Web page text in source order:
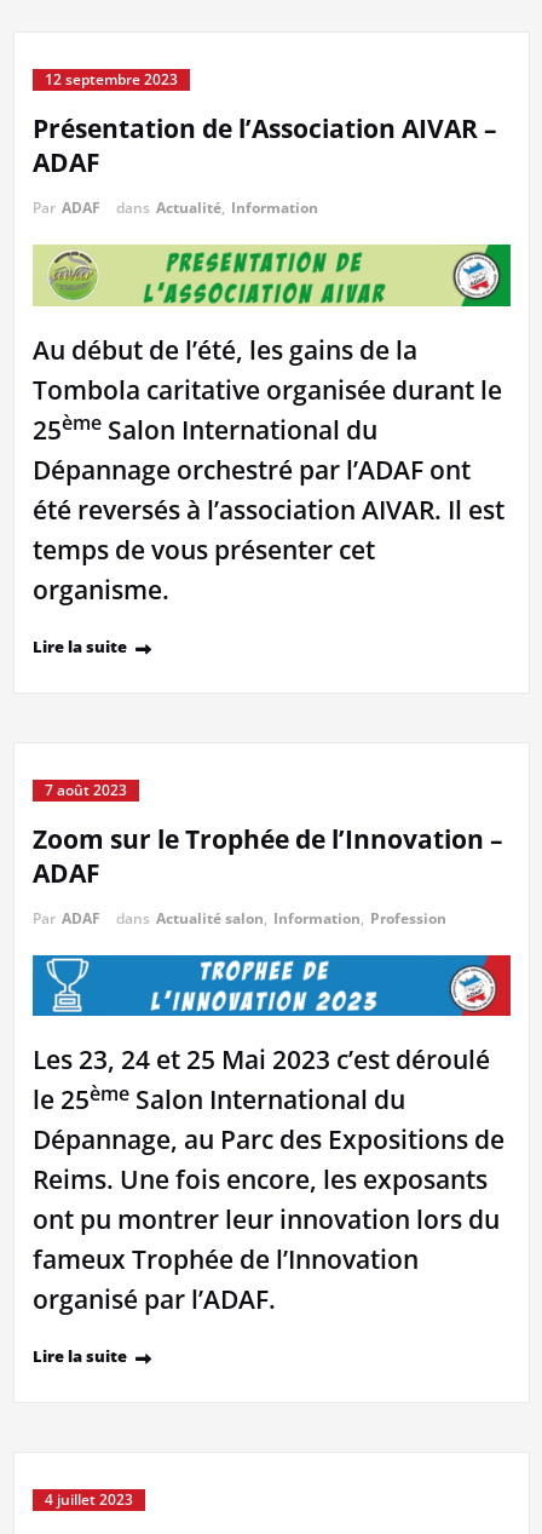
12 septembre 2023
Présentation de l’Association AIVAR –
ADAF
Par ADAF dans Actualité, Information
Au début de l’été, les gains de la
Tombola caritative organisée durant le
25èmeSalon International du
Dépannage orchestré par l’ADAF ont
été reversés à l’association AIVAR. Il est
temps de vous présenter cet
organisme.
Lire la suite
7 août 2023
Zoom sur le Trophée de l’Innovation –
ADAF
Par ADAF dans Actualité salon, Information, Profession
Les 23, 24 et 25 Mai 2023 c’est déroulé
le 25èmeSalon International du
Dépannage, au Parc des Expositions de
Reims. Une fois encore, les exposants
ont pu montrer leur innovation lors du
fameux Trophée de l’Innovation
organisé par l’ADAF.
Lire la suite
4 juillet 2023